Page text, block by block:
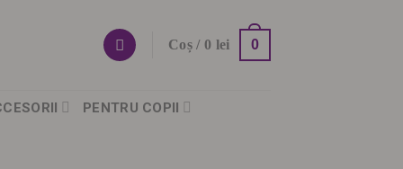
Coș / 0 lei 0
PENTRU COPII